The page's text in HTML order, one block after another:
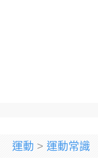
運動 > 運動常識